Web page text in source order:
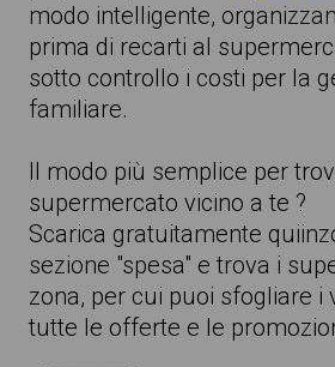
modo intelligente,
prima di recarti al
sotto controllo i costi per la
familiare.
Il modo più semplice per
supermercato vicino a te ?
Scarica gratuitamente
sezione "spesa" e trova i
zona, per cui puoi sfogliare i
tutte le offerte e le